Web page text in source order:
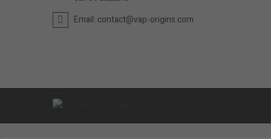
Email: contact@vap-origins.com